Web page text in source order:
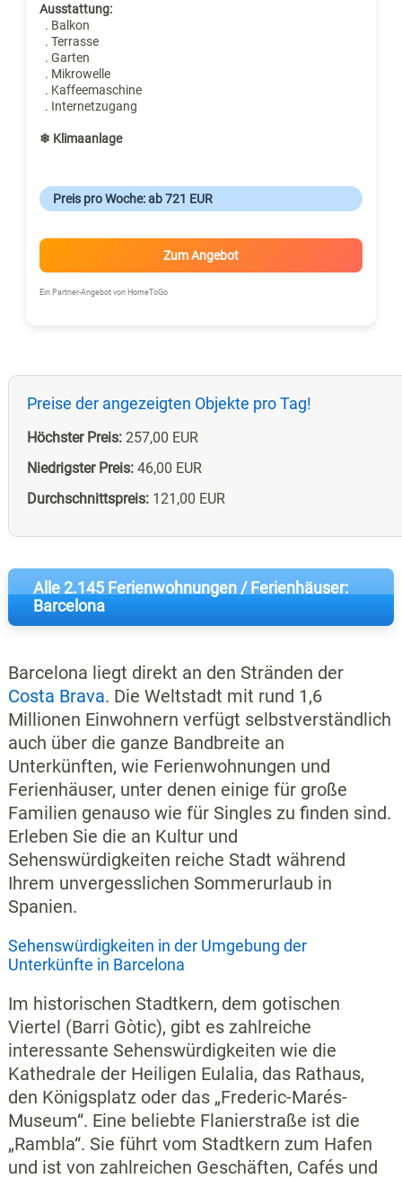
Ausstattung:
. Balkon
. Terrasse
. Garten
. Mikrowelle
. Kaffeemaschine
. Internetzugang
❄ Klimaanlage
Preis pro Woche: ab 721 EUR
Zum Angebot
Ein Partner-Angebot von HomeToGo
Preise der angezeigten Objekte pro Tag!
Höchster Preis:257,00 EUR
Niedrigster Preis:46,00 EUR
Durchschnittspreis:121,00 EUR
Alle 2.145 Ferienwohnungen / Ferienhäuser:
Barcelona
Barcelona liegt direkt an den Stränden der
Costa Brava. Die Weltstadt mit rund 1,6
Millionen Einwohnern verfügt selbstverständlich
auch über die ganze Bandbreite an
Unterkünften, wie Ferienwohnungen und
Ferienhäuser, unter denen einige für große
Familien genauso wie für Singles zu finden sind.
Erleben Sie die an Kultur und
Sehenswürdigkeiten reiche Stadt während
Ihrem unvergesslichen Sommerurlaub in
Spanien.
Sehenswürdigkeiten in der Umgebung der
Unterkünfte in Barcelona
Im historischen Stadtkern, dem gotischen
Viertel (Barri Gòtic), gibt es zahlreiche
interessante Sehenswürdigkeiten wie die
Kathedrale der Heiligen Eulalia, das Rathaus,
den Königsplatz oder das „Frederic-Marés-
Museum“. Eine beliebte Flanierstraße ist die
„Rambla“. Sie führt vom Stadtkern zum Hafen
und ist von zahlreichen Geschäften, Cafés und